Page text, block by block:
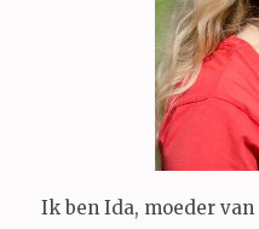
Ik ben Ida, moeder van